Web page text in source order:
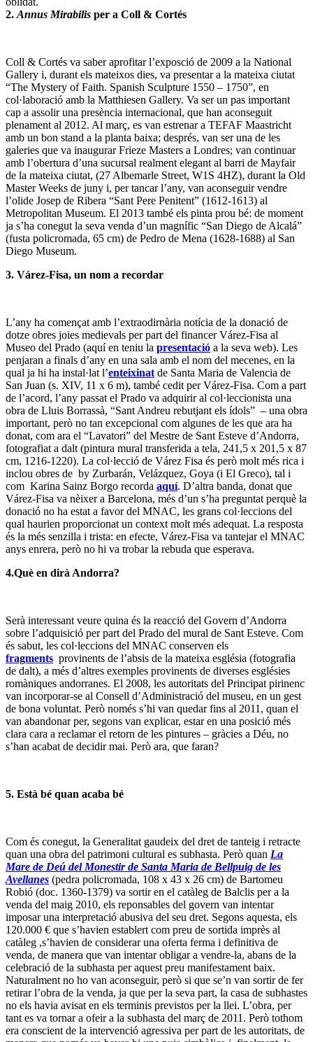
2.Annus Mirabilis per a Coll & Cortés
Coll & Cortés va saber aprofitar l’exposció de 2009 a la National
Gallery i, durant els mateixos dies, va presentar a la mateixa ciutat
“The Mystery of Faith. Spanish Sculpture 1550 – 1750”, en
col·laboració amb la Matthiesen Gallery. Va ser un pas important
cap a assolir una presència internacional, que han aconseguit
plenament al 2012. Al març, es van estrenar a TEFAF Maastricht
amb un bon stand a la planta baixa; després, van ser una de les
galeries que va inaugurar Frieze Masters a Londres; van continuar
amb l’obertura d’una sucursal realment elegant al barri de Mayfair
de la mateixa ciutat, (27 Albemarle Street, W1S 4HZ), durant la Old
Master Weeks de juny i, per tancar l’any, van aconseguir vendre
l’olide Josep de Ribera “Sant Pere Penitent” (1612-1613) al
Metropolitan Museum. El 2013 també els pinta prou bé: de moment
ja s’ha conegut la seva venda d’un magnífic “San Diego de Alcalá”
(fusta policromada, 65 cm) de Pedro de Mena (1628-1688) al San
Diego Museum.
3. Várez-Fisa, un nom a recordar
L’any ha començat amb l’extraodirnària notícia de la donació de
dotze obres joies medievals per part del financer Várez-Fisa al
Museo del Prado (aquí en teniu la presentació a la seva web). Les
penjaran a finals d’any en una sala amb el nom del mecenes, en la
qual ja hi ha instal·lat l’enteixinatde Santa Maria de Valencia de
San Juan (s. XIV, 11 x 6 m), també cedit per Várez-Fisa. Com a part
de l’acord, l’any passat el Prado va adquirir al col·leccionista una
obra de Lluis Borrassà, “Sant Andreu rebutjant els ídols” – una obra
important, però no tan excepcional com algunes de les que ara ha
donat, com ara el “Lavatori” del Mestre de Sant Esteve d’Andorra,
fotografiat a dalt (pintura mural transferida a tela, 241,5 x 201,5 x 87
cm, 1216-1220). La col·lecció de Várez Fisa és però molt més rica i
inclou obres de by Zurbarán, Velázquez, Goya (i El Greco), tal i
com Karina Sainz Borgo recorda aquí. D’altra banda, donat que
Várez-Fisa va nèixer a Barcelona, més d’un s’ha preguntat perquè la
donació no ha estat a favor del MNAC, les grans col·leccions del
qual haurien proporcionat un context molt més adequat. La resposta
és la més senzilla i trista: en efecte, Várez-Fisa va tantejar el MNAC
anys enrera, però no hi va trobar la rebuda que esperava.
4.Què en dirà Andorra?
Serà interessant veure quina és la reacció del Govern d’Andorra
sobre l’adquisició per part del Prado del mural de Sant Esteve. Com
és sabut, les col·leccions del MNAC conserven els
fragments provinents de l’absis de la mateixa església (fotografia
de dalt), a més d’altres exemples provinents de diverses esglésies
romàniques andorranes. El 2008, les autoritats del Principat pirinenc
van incorporar-se al Consell d’Administració del museu, en un gest
de bona voluntat. Però només s’hi van quedar fins al 2011, quan el
van abandonar per, segons van explicar, estar en una posició més
clara cara a reclamar el retorn de les pintures – gràcies a Déu, no
s’han acabat de decidir mai. Però ara, que faran?
5. Està bé quan acaba bé
Com és conegut, la Generalitat gaudeix del dret de tanteig i retracte
quan una obra del patrimoni cultural es subhasta. Però quan La
Mare de Deú del Monestir de Santa Maria de Bellpuig de les
Avellanes (pedra policromada, 108 x 43 x 26 cm) de Bartomeu
Robió (doc. 1360-1379) va sortir en el catàleg de Balclis per a la
venda del maig 2010, els reponsables del govern van intentar
imposar una interpretació abusiva del seu dret. Segons aquesta, els
120.000 € que s’havien establert com preu de sortida imprès al
catàleg ,s’havien de considerar una oferta ferma i definitiva de
venda, de manera que van intentar obligar a vendre-la, abans de la
celebració de la subhasta per aquest preu manifestament baix.
Naturalment no ho van aconseguir, però si que se’n van sortir de fer
retirar l’obra de la venda, ja que per la seva part, la casa de subhastes
no els havia avisat en els terminis previstos per la llei. L’obra, per
tant es va tornar a ofeir a la subhasta del març de 2011. Però tothom
era conscient de la intervenció agressiva per part de les autoritats, de